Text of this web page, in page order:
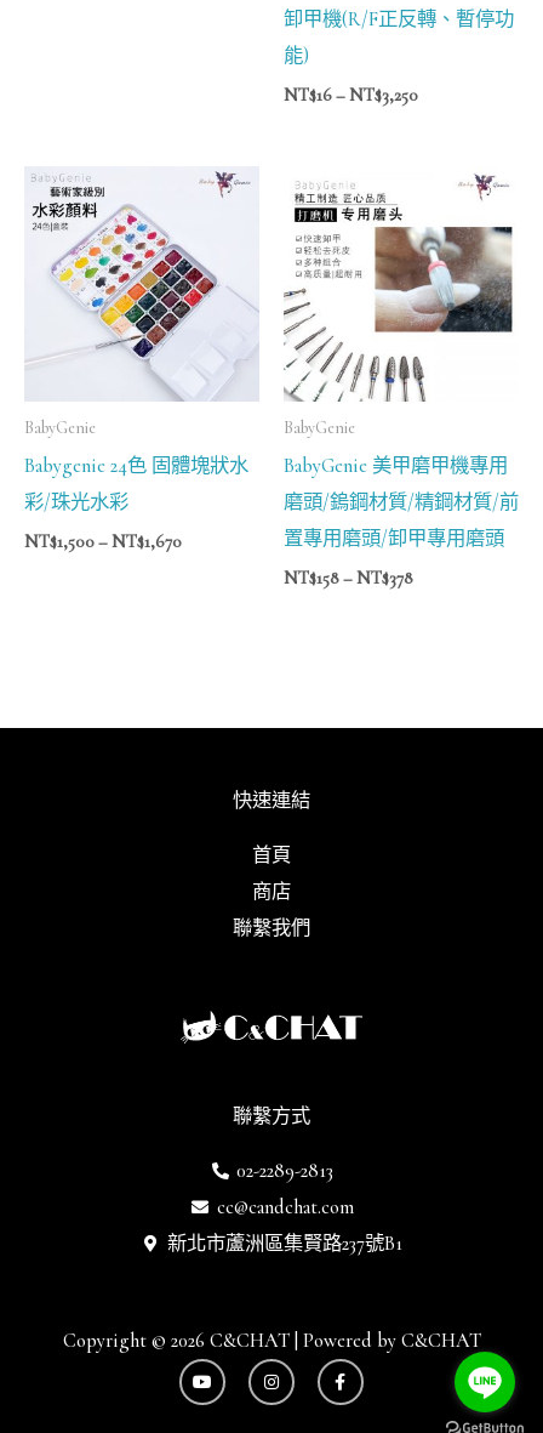
卸甲機(R/F正反轉、暫停功
能)
NT$16–NT$3,250
BabyGenie
Babygenie 24色 固體塊狀水
彩/珠光水彩
NT$1,500–NT$1,670
圍：
NT$1,500
到
NT$1,670
BabyGenie
BabyGenie 美甲磨甲機專用
磨頭/鎢鋼材質/精鋼材質/前
置專用磨頭/卸甲專用磨頭
NT$158–NT$378
圍：
NT$158
到
NT$378
聯繫方式
02-2289-2813
cc@candchat.com
新北市蘆洲區集賢路237號B1
快速連結
首頁
商店
聯繫我們
Copyright © 2026 C&CHAT | Powered by C&CHAT
Y
o
u
I
n
s
F
a
c